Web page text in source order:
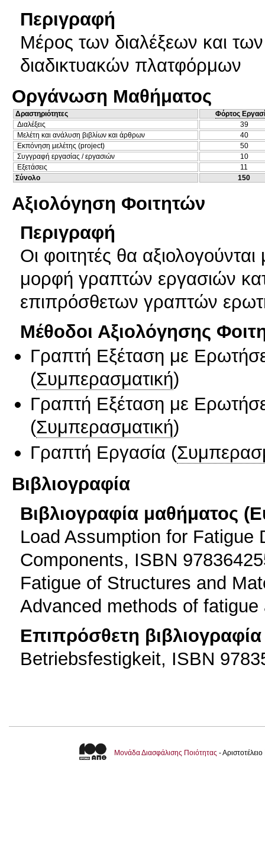
Περιγραφή
Μέρος των διαλέξεων και
διαδικτυακών πλατφόρμων
Οργάνωση Μαθήματος
Δραστηριότητες
Φόρτος
Διαλέξεις
39
Μελέτη και ανάλυση βιβλίων και άρθρων
40
Εκπόνηση μελέτης (project)
50
Συγγραφή εργασίας / εργασιών
10
Εξετάσεις
11
Σύνολο
150
Αξιολόγηση Φοιτητών
Περιγραφή
Οι φοιτητές θα
μορφή γραπτών εργασιών
επιπρόσθετων γραπτών
Μέθοδοι Αξιολόγησης
Γραπτή Εξέταση με
(Συμπερασματική)
Γραπτή Εξέταση με
(Συμπερασματική)
Γραπτή Εργασία (
Βιβλιογραφία
Βιβλιογραφία μαθήματος
Load Assumption for Fatigue
Components, ISBN
Fatigue of Structures and
Advanced methods of
Επιπρόσθετη βιβλιογραφία
Betriebsfestigkeit, ISBN
Μονάδα Διασφάλισης Ποιότητας -